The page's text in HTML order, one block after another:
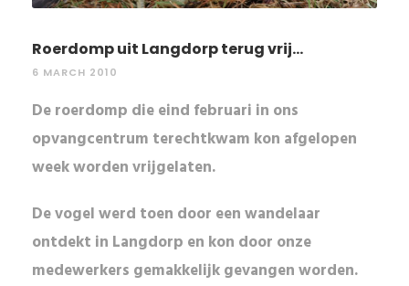
Roerdomp uit Langdorp terug vrij...
6 MARCH 2010
De roerdomp die eind februari in ons
opvangcentrum terechtkwam kon afgelopen
week worden vrijgelaten.
De vogel werd toen door eenwandelaar
ontdekt in Langdorp en kon door onze
medewerkers gemakkelijk gevangenworden.